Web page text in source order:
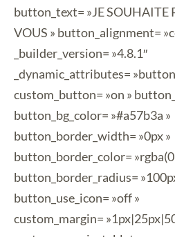
button_text= »JE SOUHAITE
VOUS » button_alignment=
_builder_version= »4.8.1″
_dynamic_attributes=
custom_button= »on »
button_bg_color= »#a57b3a »
button_border_width= »0px »
button_border_color=
button_border_radius=
button_use_icon= »off »
custom_margin=